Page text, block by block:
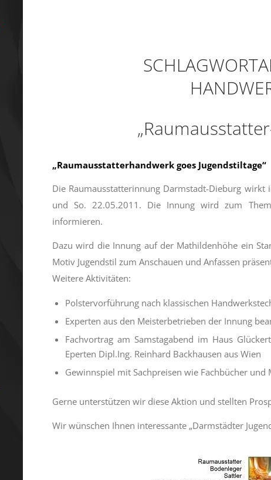
„Raumausstatterhandwerk goes Jugendstiltage“
Die Raumausstatterinnung Darmstadt-Dieburg wirkt
und So. 22.05.2011. Die Innung wird zum
informieren.
Dazu wird die Innung auf der Mathildenhöhe ein
Motiv Jugendstil zum Anschauen und Anfassen
Weitere Aktivitäten:
Polstervorführung nach klassischen
Experten aus den Meisterbetrieben der Innung
Fachvortrag am Samstagabend im Haus
Eperten Dipl.Ing. Reinhard Backhausen aus Wien
Gewinnspiel mit Sachpreisen wie Fachbücher und
Gerne unterstützen wir diese Aktion und stellten
Wir wünschen Ihnen interessante „Darmstädter